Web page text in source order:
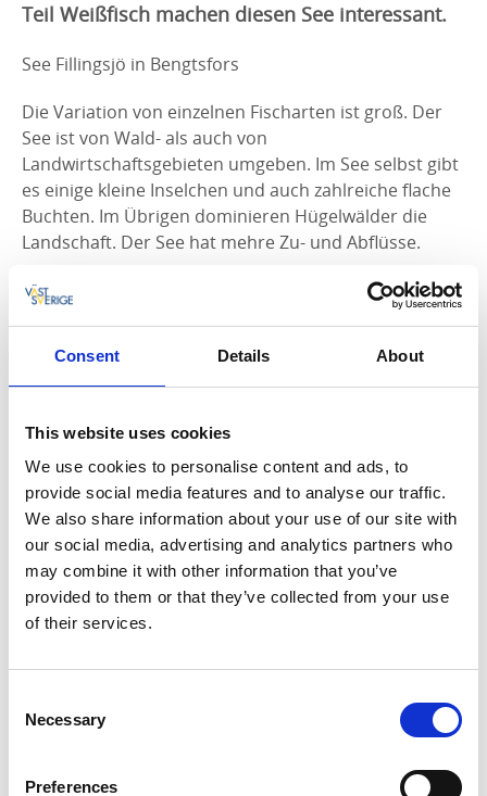
Consent Details About
This website uses cookies
We use cookies to personalise content and ads, to
provide social media features and to analyse our traffic.
We also share information about your use of our site with
our social media, advertising and analytics partners who
may combine it with other information that you’ve
provided to them or that they’ve collected from your use
of their services.
Selection
Necessary
Preferences
Teil Weißfisch machen diesen See interessant.
See Fillingsjö in Bengtsfors
Die Variation von einzelnen Fischarten ist groß. Der
See ist von Wald- als auch von
Landwirtschaftsgebieten umgeben. Im See selbst gibt
es einige kleine Inselchen und auch zahlreiche flache
Buchten. Im Übrigen dominieren Hügelwälder die
Landschaft. Der See hat mehre Zu- und Abflüsse.
Gewässer: Fillingsjön, Årbolsälven, Gottarsbyälven,
Holtaneälven, Väntjärn, Sinsterudstjärnet,
Rösetjärn, Slängomtjärn, Orsbytjärn, Abborretjärn
Fläche: 238,6 ha
Fischarten: Barsch, Hecht, Schleie, Plötze, Ukelei,
Aal, Quappe und Forelle.
Allgemeines: Allgemeine Angelregel gelten. Kinder
unter 16 Jahren angeln kostenlos, aber unter den
geltenden Regeln. Es ist nicht erlaubt in den
Flüssen und Bächen des Fischschutzgebiets zu
angeln. Die Mindestlänge für Forelle ist 30 cm. Das
Hier kann man einen Angelschein kaufen
Touristeninformation in Bengtsfors: Tel. +46 (0)531-52